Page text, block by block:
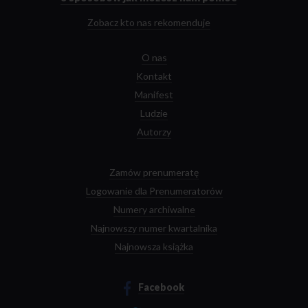
Zobacz kto nas rekomenduje
O nas
Kontakt
Manifest
Ludzie
Autorzy
Zamów prenumeratę
Logowanie dla Prenumeratorów
Numery archiwalne
Najnowszy numer kwartalnika
Najnowsza książka
Facebook